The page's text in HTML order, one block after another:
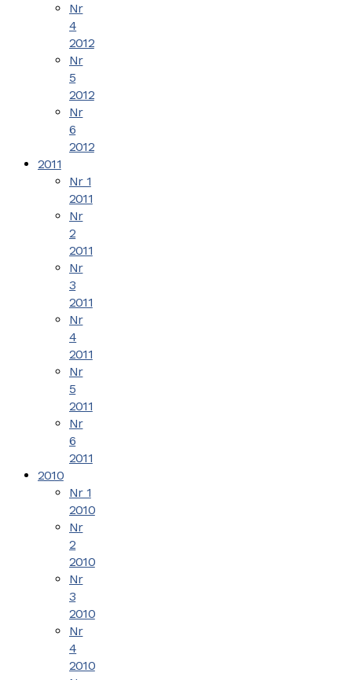
Nr
4
2012
Nr
5
2012
Nr
6
2012
2011
Nr 1
2011
Nr
2
2011
Nr
3
2011
Nr
4
2011
Nr
5
2011
Nr
6
2011
2010
Nr 1
2010
Nr
2
2010
Nr
3
2010
Nr
4
2010